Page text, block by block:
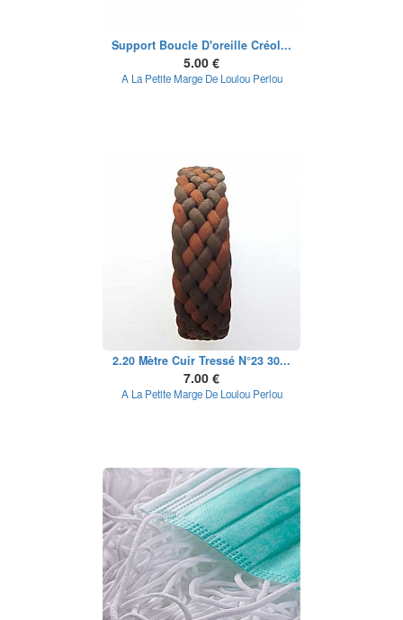
Support Boucle D'oreille Créol...
5.00 €
A La Petite Marge De Loulou Perlou
2.20 Mètre Cuir Tressé N°23 30...
7.00 €
A La Petite Marge De Loulou Perlou